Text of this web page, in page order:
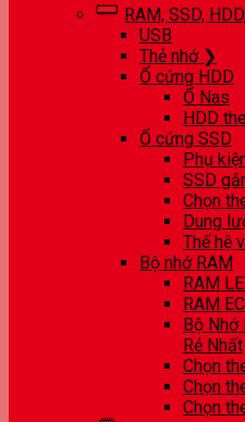
RAM, SSD,
USB
Thẻ nhớ ❯
Ổ cứng HDD
Ổ Nas
HDD
Ổ cứng SSD
Phụ
SSD
Chọn
Dung
Thế hệ
Bộ nhớ RAM
RAM
RAM
Bộ Nhớ
Rẻ Nhất
Chọn
Chọn
Chọn